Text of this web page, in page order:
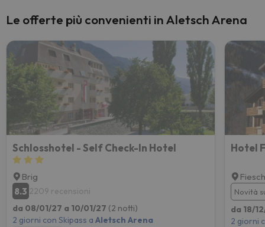
Le offerte più convenienti in Aletsch Arena
Schlosshotel - Self Check-In Hotel
Brig
8.3 2209 recensioni
da 08/01/27 a 10/01/27 (2 notti)
2 giorni con Skipass a Aletsch Arena
Hotel
Novità
da 18/
2 giorni